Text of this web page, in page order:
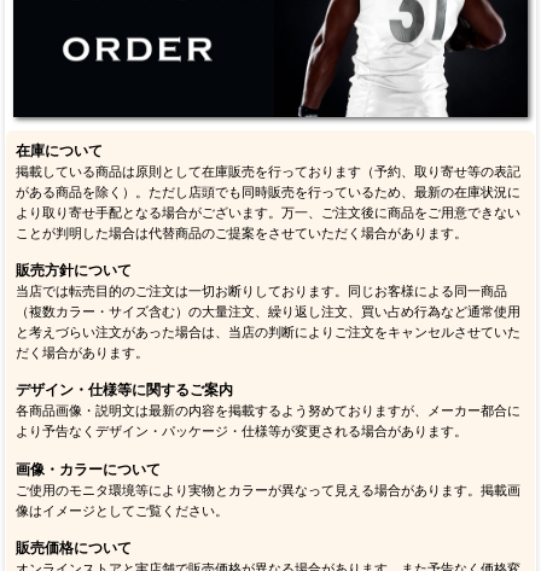
在庫について
掲載している商品は原則として在庫販売を行っております（予約、取り寄せ等の表記
がある商品を除く）。ただし店頭でも同時販売を行っているため、最新の在庫状況に
より取り寄せ手配となる場合がございます。万一、ご注文後に商品をご用意できない
ことが判明した場合は代替商品のご提案をさせていただく場合があります。
販売方針について
当店では転売目的のご注文は一切お断りしております。同じお客様による同一商品
（複数カラー・サイズ含む）の大量注文、繰り返し注文、買い占め行為など通常使用
と考えづらい注文があった場合は、当店の判断によりご注文をキャンセルさせていた
だく場合があります。
デザイン・仕様等に関するご案内
各商品画像・説明文は最新の内容を掲載するよう努めておりますが、メーカー都合に
より予告なくデザイン・パッケージ・仕様等が変更される場合があります。
画像・カラーについて
ご使用のモニタ環境等により実物とカラーが異なって見える場合があります。掲載画
像はイメージとしてご覧ください。
販売価格について